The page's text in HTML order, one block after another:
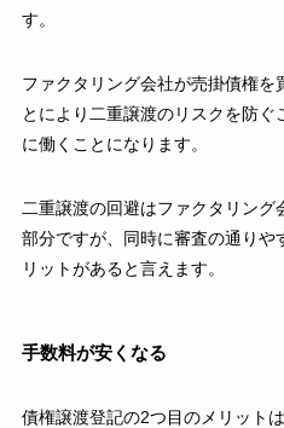
す。
ファクタリング会社が売掛債権を
とにより二重譲渡のリスクを防ぐ
に働くことになります。
二重譲渡の回避はファクタリン
部分ですが、同時に審査の通りや
リットがあると言えます。
手数料が安くなる
債権譲渡登記の2つ目のメリット